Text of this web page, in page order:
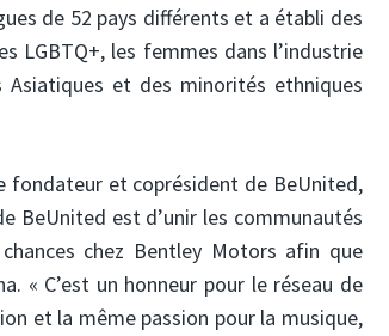
de 52 pays différents et a établi des
LGBTQ+, les femmes dans l’industrie
et des minorités ethniques
fondateur et coprésident de BeUnited,
BeUnited est d’unir les communautés
chez Bentley Motors afin que
« C’est un honneur pour le réseau de
et la même passion pour la musique,